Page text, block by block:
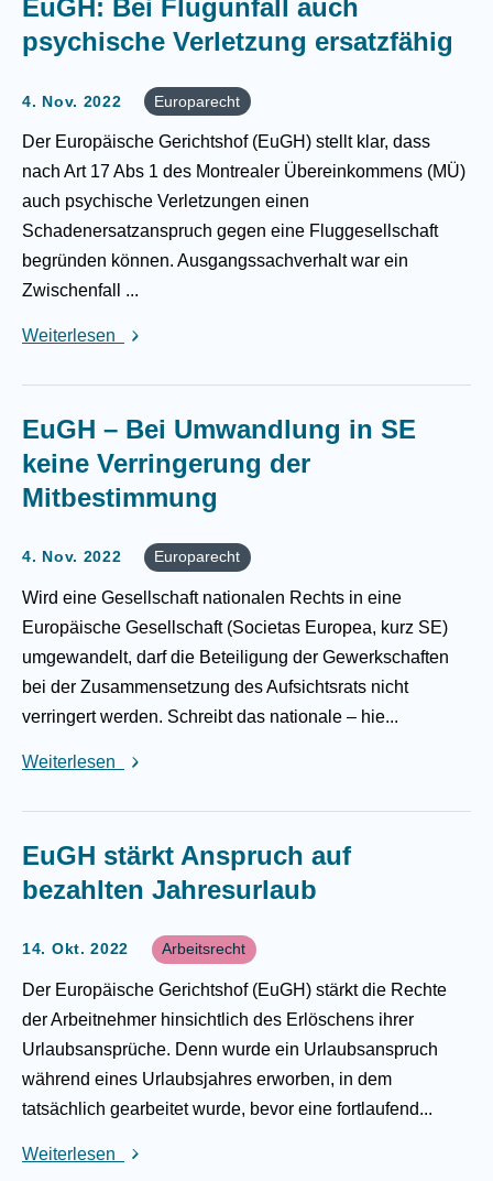
EuGH: Bei Flugunfall auch
psychische Verletzung ersatzfähig
4. Nov. 2022 Europarecht
Der Europäische Gerichtshof (EuGH) stellt klar, dass
nach Art 17 Abs 1 des Montrealer Übereinkommens (MÜ)
auch psychische Verletzungen einen
Schadenersatzanspruch gegen eine Fluggesellschaft
begründen können. Ausgangssachverhalt war ein
Zwischenfall ...
Weiterlesen
EuGH – Bei Umwandlung in SE
keine Verringerung der
Mitbestimmung
4. Nov. 2022 Europarecht
Wird eine Gesellschaft nationalen Rechts in eine
Europäische Gesellschaft (Societas Europea, kurz SE)
umgewandelt, darf die Beteiligung der Gewerkschaften
bei der Zusammensetzung des Aufsichtsrats nicht
verringert werden. Schreibt das nationale – hie...
Weiterlesen
EuGH stärkt Anspruch auf
bezahlten Jahresurlaub
14. Okt. 2022 Arbeitsrecht
Der Europäische Gerichtshof (EuGH) stärkt die Rechte
der Arbeitnehmer hinsichtlich des Erlöschens ihrer
Urlaubsansprüche. Denn wurde ein Urlaubsanspruch
während eines Urlaubsjahres erworben, in dem
tatsächlich gearbeitet wurde, bevor eine fortlaufend...
Weiterlesen